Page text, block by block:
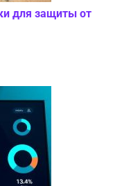
для защиты от